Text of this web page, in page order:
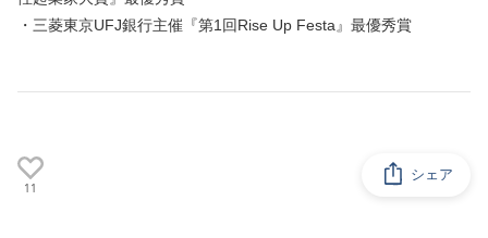
・三菱東京UFJ銀行主催『第1回Rise Up Festa』最優秀賞
11
シェア